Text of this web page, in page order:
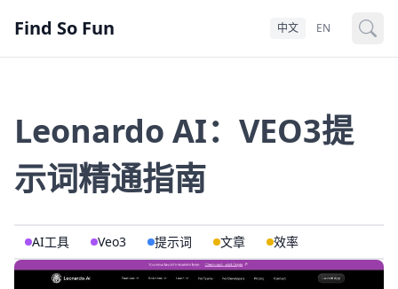
Find So Fun 中文 EN
Leonardo AI：VEO3提
示词精通指南
AI工具 Veo3 提示词 文章 效率